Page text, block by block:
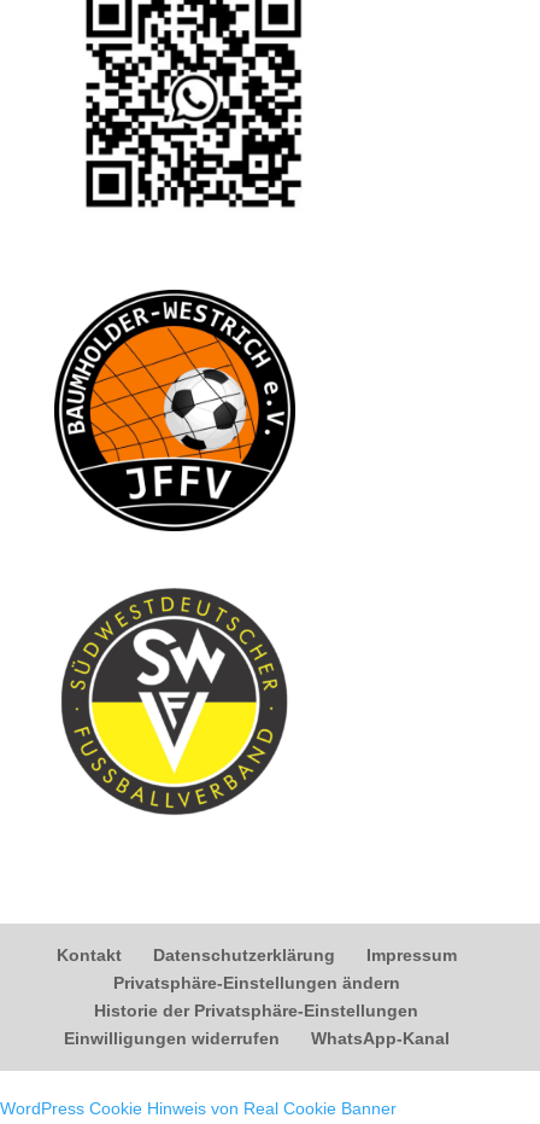
Kontakt Datenschutzerklärung
Impressum
Privatsphäre-Einstellungen ändern
Historie der Privatsphäre-Einstellungen
Einwilligungen widerrufen
WhatsApp-Kanal
WordPress Cookie Hinweis von Real Cookie Banner